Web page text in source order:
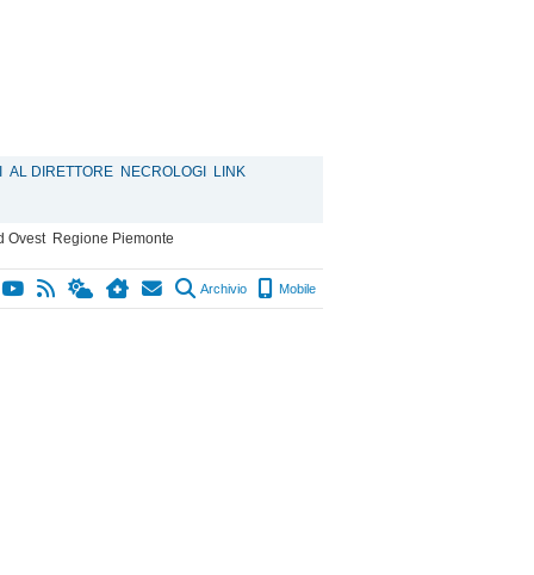
AL DIRETTORE NECROLOGI
LINK
Ovest Regione Piemonte
Archivio Mobile